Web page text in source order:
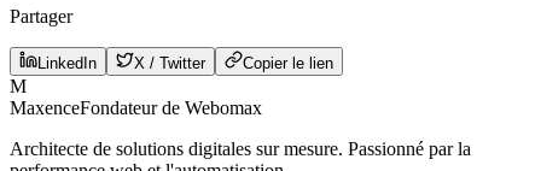
Partager
LinkedIn X / Twitter Copier le lien
M
MaxenceFondateur de Webomax
Architecte de solutions digitales sur mesure. Passionné par la